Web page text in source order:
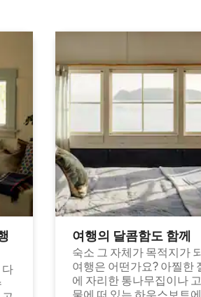
여행의 달콤함도 함께
숙소 그 자체가 목적지가
여행은 어떤가요? 아찔한
에 자리한 통나무집이나